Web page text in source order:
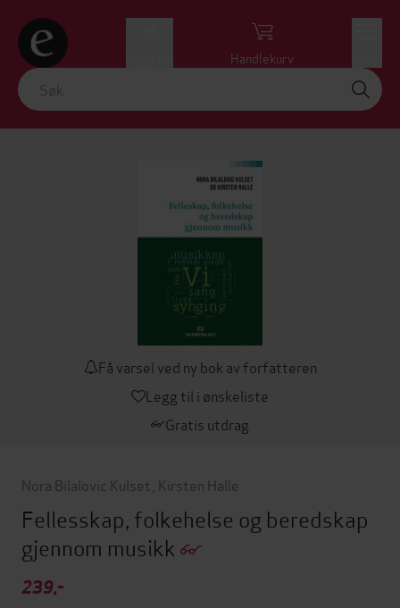
Handlekurv
Få varsel ved ny bok av forfatteren
Legg til i ønskeliste
Gratis utdrag
Nora Bilalovic Kulset Kirsten Halle
Fellesskap, folkehelse og beredskap
gjennom musikk
239,-